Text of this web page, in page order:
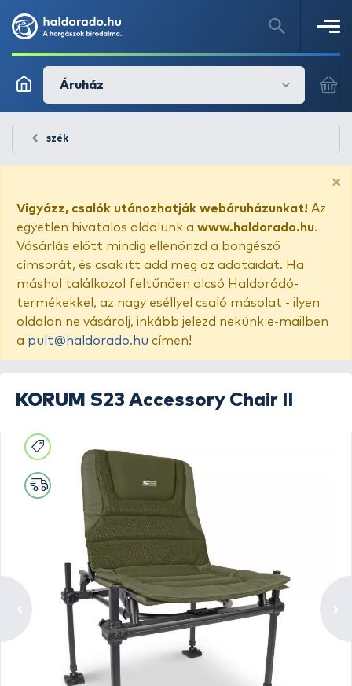
Áruház
szék
×
Vigyázz, csalók utánozhatják webáruházunkat! Az
egyetlen hivatalos oldalunk a www.haldorado.hu.
Vásárlás előtt mindig ellenőrizd a böngésző
címsorát, és csak itt add meg az adataidat. Ha
máshol találkozol feltűnően olcsó Haldorádó-
termékekkel, az nagy eséllyel csaló másolat - ilyen
oldalon ne vásárolj, inkább jelezd nekünk e-mailben
a pult@haldorado.hu címen!
KORUM S23 Accessory Chair II